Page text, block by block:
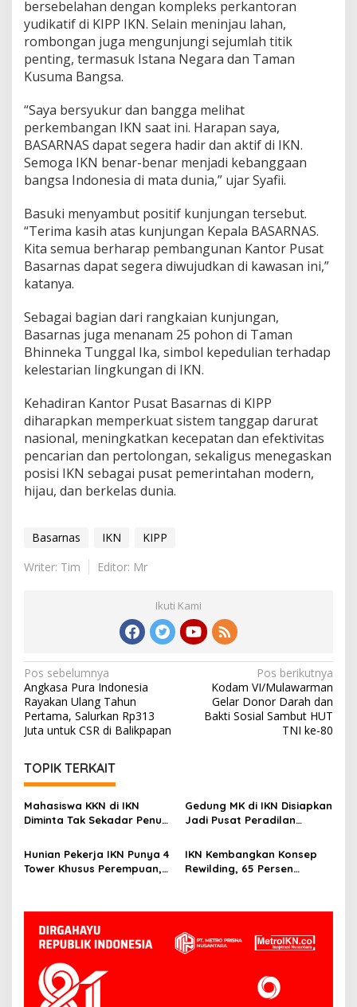
bersebelahan dengan kompleks perkantoran
yudikatif di KIPP IKN. Selain meninjau lahan,
rombongan juga mengunjungi sejumlah titik
penting, termasuk Istana Negara dan Taman
Kusuma Bangsa.
“Saya bersyukur dan bangga melihat
perkembangan IKN saat ini. Harapan saya,
BASARNAS dapat segera hadir dan aktif di IKN.
Semoga IKN benar-benar menjadi kebanggaan
bangsa Indonesia di mata dunia,” ujar Syafii.
Basuki menyambut positif kunjungan tersebut.
“Terima kasih atas kunjungan Kepala BASARNAS.
Kita semua berharap pembangunan Kantor Pusat
Basarnas dapat segera diwujudkan di kawasan ini,”
katanya.
Sebagai bagian dari rangkaian kunjungan,
Basarnas juga menanam 25 pohon di Taman
Bhinneka Tunggal Ika, simbol kepedulian terhadap
kelestarian lingkungan di IKN.
Kehadiran Kantor Pusat Basarnas di KIPP
diharapkan memperkuat sistem tanggap darurat
nasional, meningkatkan kecepatan dan efektivitas
pencarian dan pertolongan, sekaligus menegaskan
posisi IKN sebagai pusat pemerintahan modern,
hijau, dan berkelas dunia.
Basarnas IKN
KIPP
Writer: Tim
Editor: Mr
Ikuti Kami
Navigasi
pos
Pos sebelumnya
Angkasa Pura Indonesia
Rayakan Ulang Tahun
Pertama, Salurkan Rp313
Juta untuk CSR di Balikpapan
Pos berikutnya
Kodam VI/Mulawarman
Gelar Donor Darah dan
Bakti Sosial Sambut HUT
TNI ke-80
TOPIK TERKAIT
Mahasiswa KKN di IKN
Diminta Tak Sekadar Penuhi
dan Manfaatnya
Gedung MK di IKN Disiapkan
Jadi Pusat Peradilan
Konstruksi Capai 12,41
Persen
Hunian Pekerja IKN Punya 4
Tower Khusus Perempuan,
IKN Kembangkan Konsep
Rewilding, 65 Persen